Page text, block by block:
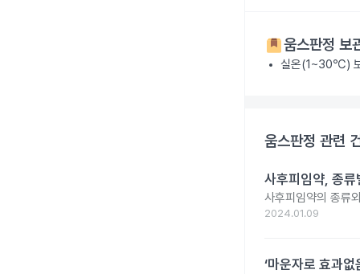
움스판정 보
실온(1~30℃)
움스판정 관련
사후피임약, 종
사후피임약의 종류
2024.01.09
‘마운자로 효과